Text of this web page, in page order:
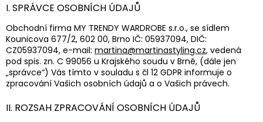
I. SPRÁVCE OSOBNÍCH ÚDAJŮ
Obchodní firma MY TRENDY WARDROBE s.r.o., se sídlem
Kounicova 677/2, 602 00, Brno IČ: 05937094, DIČ:
CZ05937094, e-mail: martina@martinastyling.cz, vedená
pod spis. zn. C 99056 u Krajského soudu v Brně, (dále jen
„správce“) Vás tímto v souladu s čl 12 GDPR informuje o
zpracování Vašich osobních údajů a o Vašich právech.
II. ROZSAH ZPRACOVÁNÍ OSOBNÍCH ÚDAJŮ